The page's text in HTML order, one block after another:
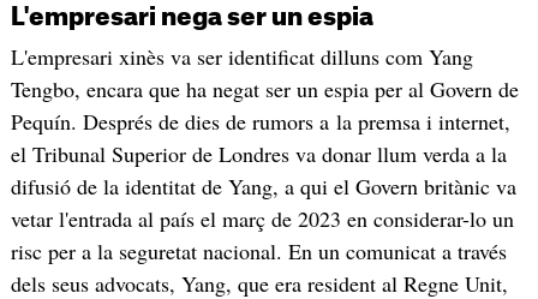
L'empresari nega ser un espia
L'empresari xinès va ser identificat dilluns com Yang
Tengbo, encara que ha negat ser un espia per al Govern de
Pequín. Després de dies de rumors a la premsa i internet,
el Tribunal Superior de Londres va donar llum verda a la
difusió de la identitat de Yang, a qui el Govern britànic va
vetar l'entrada al país el març de 2023 en considerar-lo un
risc per a la seguretat nacional. En un comunicat a través
dels seus advocats, Yang, que era resident al Regne Unit,